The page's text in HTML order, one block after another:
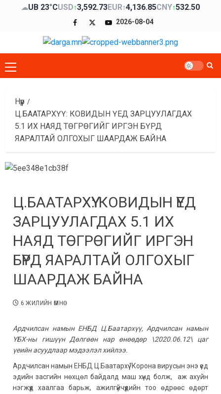
☁UB 23°CUSD↑3,592.73EUR↑4,136.85CNY↑532.50
Facebook
x Youtube
2026-08-04
Primary
Menu
Нүүр
Ц.БААТАРХҮҮ: КОВИДЫН ҮЕД ЗАРЦУУЛАГДАХ
5.1 ИХ НАЯД ТӨГРӨГИЙГ ИРГЭН БҮРД
ЯАРАЛТАЙ ОЛГОХЫГ ШААРДАЖ БАЙНА
Ц.БААТАРХҮҮ: КОВИДЫН ҮЕД
ЗАРЦУУЛАГДАХ 5.1 ИХ
НАЯД ТӨГРӨГИЙГ ИРГЭН
БҮРД ЯАРАЛТАЙ ОЛГОХЫГ
ШААРДАЖ БАЙНА
6 ЖИЛИЙН ӨМНӨ
Ардчилсан намын ЕНБД Ц.Баатархүү, Ардчилсан намын
ҮБХ-ны гишүүн Дөлгөөн нар өнөөдөр \2020.06.12\ цаг
үеийн асуудлаар мэдээлэл хийлээ.
Ардчилсан намын ЕНБД Ц.Баатархүү “Корона вирусын энэ үед
эдийн засгийн нөхцөл байдалд маш хүнд болж, аж ахуйн
нэгжүүд хаалгаа барьж, ажилгүйчүүдийн тоо өдрөөс өдөрт